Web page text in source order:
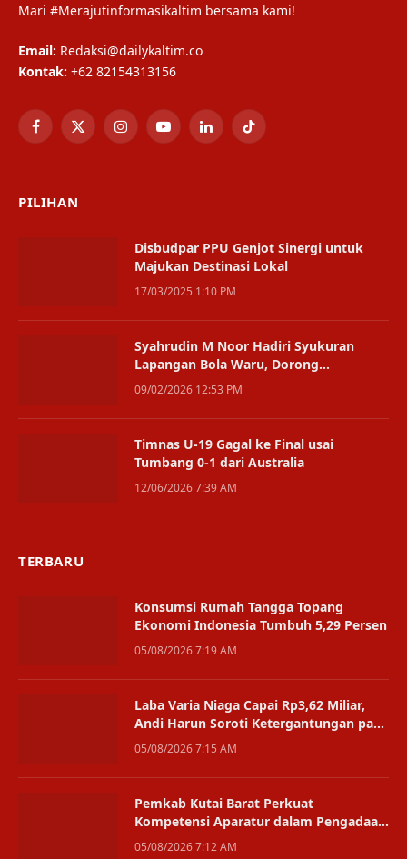
Mari #Merajutinformasikaltim bersama kami!
Email: Redaksi@dailykaltim.co
Kontak: +62 82154313156
Facebook
X
InstagramYouTubeLinkedInTikTok
PILIHAN
Disbudpar PPU Genjot Sinergi untuk
Majukan Destinasi Lokal
17/03/2025 1:10 PM
Syahrudin M Noor Hadiri Syukuran
Lapangan Bola Waru, Dorong
Pemanfaatan oleh Warga
09/02/2026 12:53 PM
Timnas U-19 Gagal ke Final usai
Tumbang 0-1 dari Australia
12/06/2026 7:39 AM
TERBARU
Konsumsi Rumah Tangga Topang
Ekonomi Indonesia Tumbuh 5,29 Persen
05/08/2026 7:19 AM
Laba Varia Niaga Capai Rp3,62 Miliar,
Andi Harun Soroti Ketergantungan pada
Satu Bisnis
05/08/2026 7:15 AM
Pemkab Kutai Barat Perkuat
Kompetensi Aparatur dalam Pengadaan
Digital
05/08/2026 7:12 AM